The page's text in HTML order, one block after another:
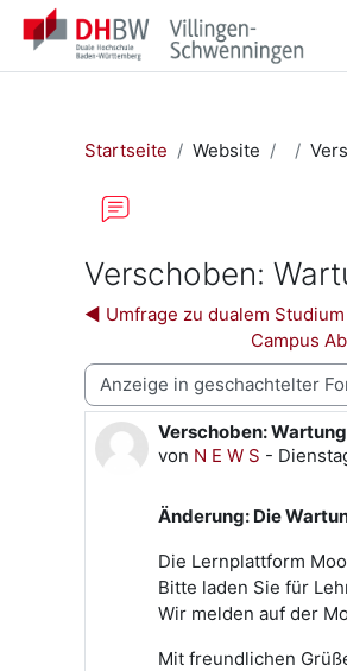
Zum Hauptinhalt
Startseite Website
Verschoben:
◀︎ Umfrage zu dualem Studium
Campus
Anzeigemodus
Verschoben:
von N E W S -
Anzahl Antworten: 1
Änderung: Die
Die Lernplattform
Bitte laden Sie für
Wir melden auf der
Mit freundlichen